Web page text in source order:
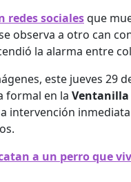
redes socialesque
observa a otro can
la alarma entre
este jueves 29
formal en la Ventanilla
intervención
a un perro que